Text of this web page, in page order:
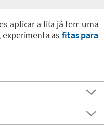
aplicar a fita já tem uma
as fitas para